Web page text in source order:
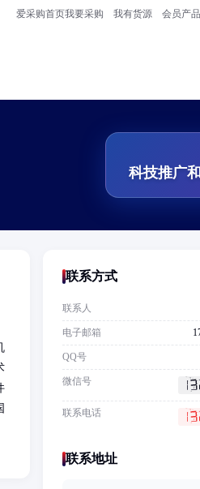
爱采购首页我要采购 我有货源 会员产品
科技推广
联系方式
联系人
电子邮箱
QQ号
微信号
联系电话
联系地址